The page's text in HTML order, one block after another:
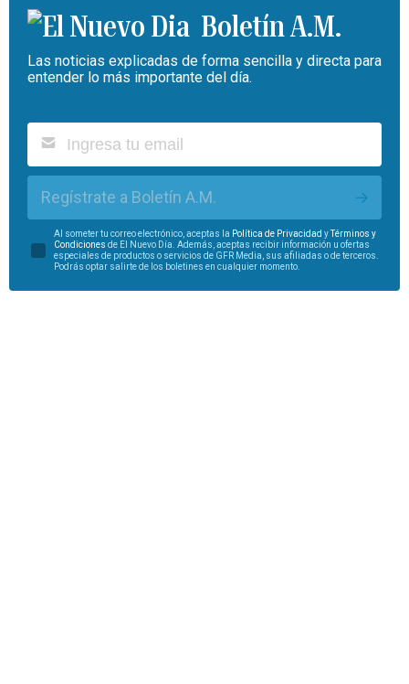
Boletín A.M.
Las noticias explicadas de forma sencilla y directa para
entender lo más importante del día.
Regístrate a Boletín A.M.
Al someter tu correo electrónico, aceptas la Política de Privacidad y
Términos y
Condiciones de El Nuevo Día. Además, aceptas recibir información u ofertas
especiales de productos o servicios de GFR Media, sus afiliadas o de terceros.
Podrás optar salirte de los boletines en cualquier momento.